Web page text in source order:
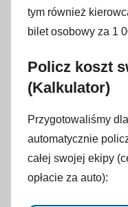
tym również
bilet osobowy za 1
Policz koszt
(Kalkulator)
Przygotowaliśmy
automatycznie
całej swojej ekipy
opłacie za auto):